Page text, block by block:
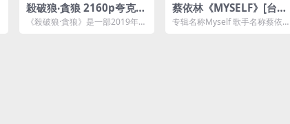
殺破狼‧貪狼 2160p夸克网
盘下载
《殺破狼·貪狼》是一部2019年上
蔡依林《MYSELF》[台湾
首版][WAV+CUE][1.1G]
专辑名称Myself 歌手名称蔡依林